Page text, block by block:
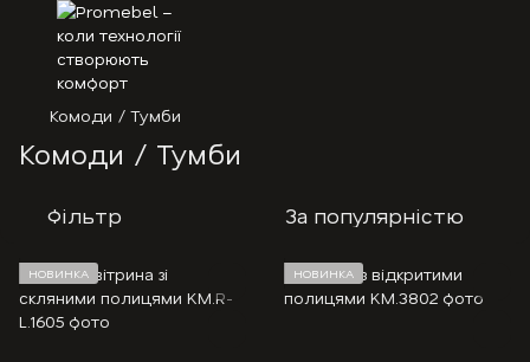
Комоди / Тумби
Комоди / Тумби
Фільтр За популярністю
НОВИНКА НОВИНКА